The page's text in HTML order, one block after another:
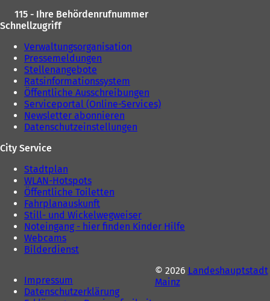
115 - Ihre Behördenrufnummer
Schnellzugriff
Verwaltungsorganisation
Pressemeldungen
Stellenangebote
Ratsinformationssystem
Öffentliche Ausschreibungen
Serviceportal (Online-Services)
Newsletter abonnieren
Datenschutzeinstellungen
City Service
Stadtplan
WLAN-Hotspots
Öffentliche Toiletten
Fahrplanauskunft
Still- und Wickelwegweiser
Noteingang - hier finden Kinder Hilfe
Webcams
Bilderdienst
Impressum
Datenschutzerklärung
© 2026 Landeshauptstadt
Mainz